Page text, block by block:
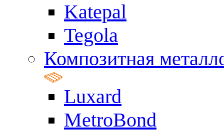
Katepal
Tegola
Композитная
Luxard
MetroBond